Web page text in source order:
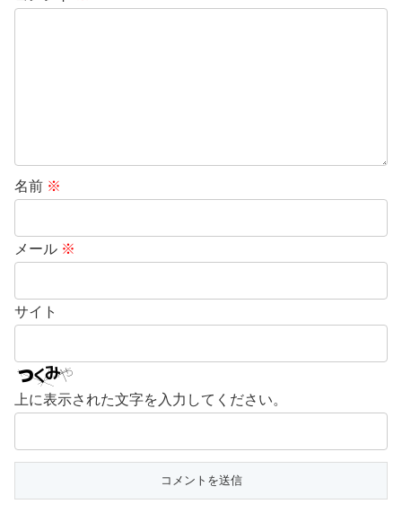
名前 ※
メール ※
サイト
上に表示された文字を入力してください。